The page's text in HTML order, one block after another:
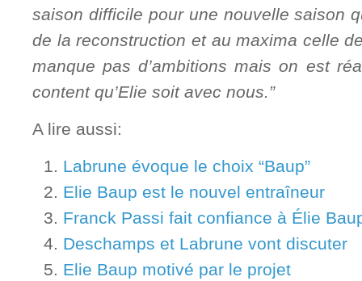
saison difficile pour une nouvelle saison
de la reconstruction et au maxima celle
manque pas d’ambitions mais on est
content qu’Elie soit avec nous.”
A lire aussi:
Labrune évoque le choix “Baup”
Elie Baup est le nouvel entraîneur
Franck Passi fait confiance à Élie
Deschamps et Labrune vont discuter
Elie Baup motivé par le projet